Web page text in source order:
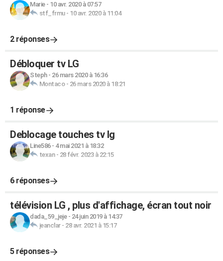
Marie- 10 avr. 2020 à 07:57
stf_frmu- 10 avr. 2020 à 11:04
2 réponses
Débloquer tv LG
Steph- 26 mars 2020 à 16:36
Montaco- 26 mars 2020 à 18:21
1 réponse
Deblocage touches tv lg
Line586- 4 mai 2021 à 18:32
texan- 28 févr. 2023 à 22:15
6 réponses
télévision LG , plus d'affichage, écran tout noir
dada_59_jeje- 24 juin 2019 à 14:37
jeanclar- 28 avr. 2021 à 15:17
5 réponses